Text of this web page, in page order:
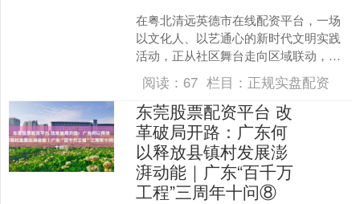
在粤北清远英德市在线配资平台，一场
以文化人、以艺通心的新时代文明实践
活动，正从社区舞台走向区域联动，从
群众娱乐走向品牌塑造。 活动场面，英
宣供图。 12月19日....
阅读：67 栏目： 正规实盘配资
东莞股票配资平台 改
革破局开路：广东何
以释放县镇村发展澎
湃动能｜广东“百千万
工程”三周年十问⑧